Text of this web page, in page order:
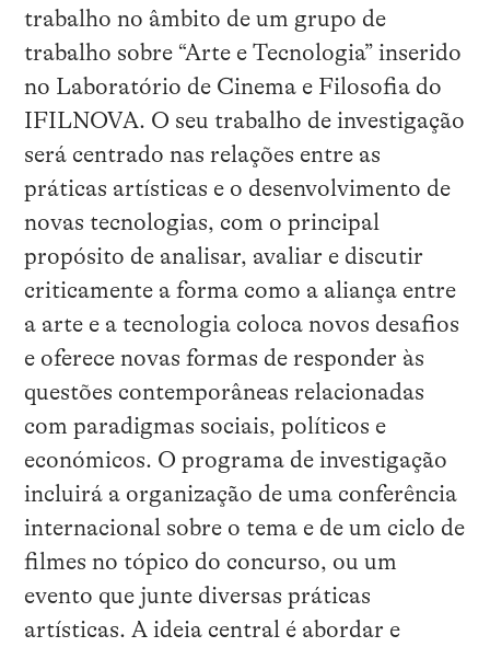
trabalho no âmbito de um grupo de
trabalho sobre “Arte e Tecnologia” inserido
no Laboratório de Cinema e Filosofia do
IFILNOVA. O seu trabalho de investigação
será centrado nas relações entre as
práticas artísticas e o desenvolvimento de
novas tecnologias, com o principal
propósito de analisar, avaliar e discutir
criticamente a forma como a aliança entre
a arte e a tecnologia coloca novos desafios
e oferece novas formas de responder às
questões contemporâneas relacionadas
com paradigmas sociais, políticos e
económicos. O programa de investigação
incluirá a organização de uma conferência
internacional sobre o tema e de um ciclo de
filmes no tópico do concurso, ou um
evento que junte diversas práticas
artísticas. A ideia central é abordar e